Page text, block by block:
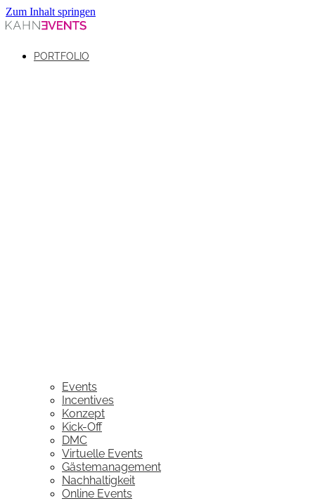
Zum Inhalt springen
PORTFOLIO
Events
Incentives
Konzept
Kick-Off
DMC
Virtuelle Events
Gästemanagement
Nachhaltigkeit
Online Events